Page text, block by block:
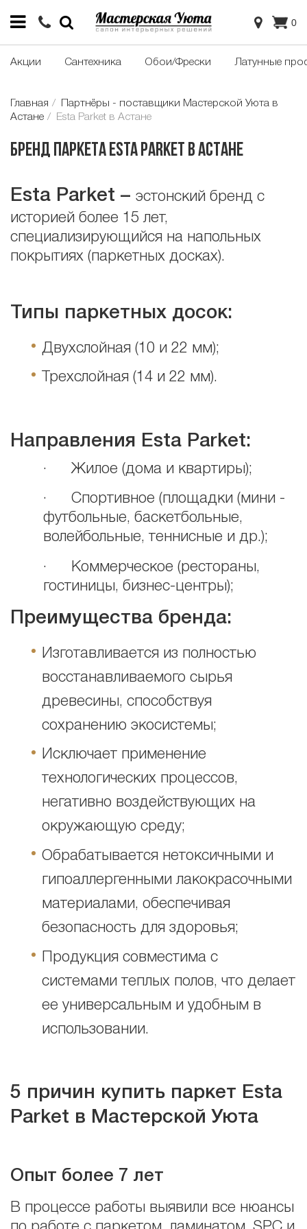
0
Акции Сантехника Обои/Фрески Латунные
Главная
Партнёры - поставщики Мастерской Уюта в
Астане
Esta Parket в Астане
Бренд паркета Esta Parket в Астане
Esta Parket – эстонский бренд с
историей более 15 лет,
специализирующийся на напольных
покрытиях (паркетных досках).
Типы паркетных досок:
Двухслойная (10 и 22 мм);
Трехслойная (14 и 22 мм).
Направления Esta Parket:
· Жилое (дома и квартиры);
· Спортивное (площадки (мини -
футбольные, баскетбольные,
волейбольные, теннисные и др.);
· Коммерческое (рестораны,
гостиницы, бизнес-центры);
Преимущества бренда:
Изготавливается из полностью
восстанавливаемого сырья
древесины, способствуя
сохранению экосистемы;
Исключает применение
технологических процессов,
негативно воздействующих на
окружающую среду;
Обрабатывается нетоксичными и
гипоаллергенными лакокрасочными
материалами, обеспечивая
безопасность для здоровья;
Продукция совместима с
системами теплых полов, что делает
ее универсальным и удобным в
использовании.
5 причин купить паркет Esta
Parket в Мастерской Уюта
Опыт более 7 лет
В процессе работы выявили все нюансы